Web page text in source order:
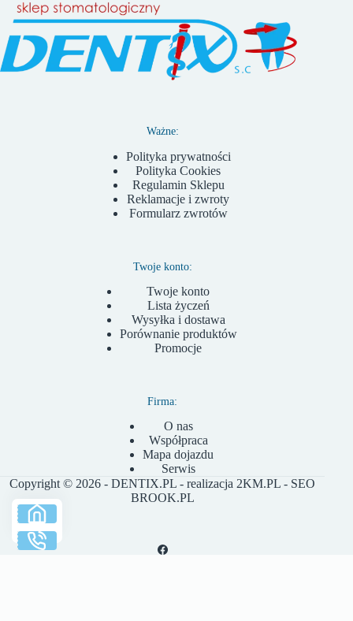
Ważne:
Polityka prywatności
Polityka Cookies
Regulamin Sklepu
Reklamacje i zwroty
Formularz zwrotów
Twoje konto:
Twoje konto
Lista życzeń
Wysyłka i dostawa
Porównanie produktów
Promocje
Firma:
O nas
Współpraca
Mapa dojazdu
Serwis
Copyright © 2026 - DENTIX.PL - realizacja 2KM.PL - SEO
BROOK.PL